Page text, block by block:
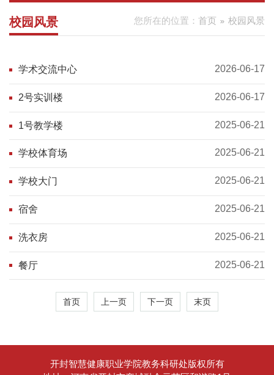
您所在的位置： 首页 校园风景
校园风景
学术交流中心 2026-06-17
2号实训楼 2026-06-17
1号教学楼 2025-06-21
学校体育场 2025-06-21
学校大门 2025-06-21
宿舍 2025-06-21
洗衣房 2025-06-21
餐厅 2025-06-21
首页 上一页 下一页 末页
开封智慧健康职业学院教务科研处版权所有